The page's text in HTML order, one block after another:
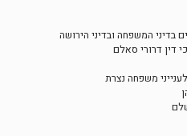
בדיני המשפחה ובדיני הירושה
דין דרורי סאלם
משפחה נצרת